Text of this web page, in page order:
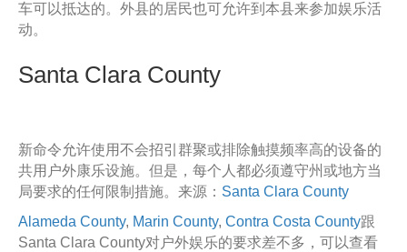
车可以抵达的。外县的居民也可允许到本县来参加娱乐活
动。
Santa Clara County
新命令允许使用不会招引群聚或排除触摸频率高的设备的
共用户外康乐设施。但是，每个人都必须遵守州或地方当
局要求的任何限制措施。来源： Santa Clara County
Alameda County, Marin County, Contra Costa County跟
Santa Clara County对户外娱乐的要求差不多，可以查看